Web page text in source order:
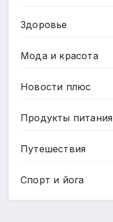
Здоровье
Мода и красота
Новости плюс
Продукты питания
Путешествия
Спорт и йога